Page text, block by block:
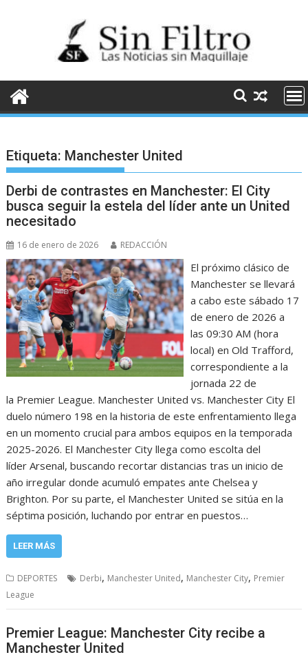
Etiqueta: Manchester United
Derbi de contrastes en Manchester: El City
busca seguir la estela del líder ante un United
necesitado
16 de enero de 2026 REDACCIÓN
El próximo clásico de
Manchester se llevará
a cabo este sábado 17
de enero de 2026 a
las 09:30 AM (hora
local) en Old Trafford,
correspondiente a la
jornada 22 de
la Premier League. Manchester United vs. Manchester City El
duelo número 198 en la historia de este enfrentamiento llega
en un momento crucial para ambos equipos en la temporada
2025-2026. El Manchester City llega como escolta del
líder Arsenal, buscando recortar distancias tras un inicio de
año irregular donde acumuló empates ante Chelsea y
Brighton. Por su parte, el Manchester United se sitúa en la
séptima posición, luchando por entrar en puestos…
LEER MÁS
DEPORTES Derbi, Manchester United, Manchester City, Premier
League
Premier League: Manchester City recibe a
Manchester United